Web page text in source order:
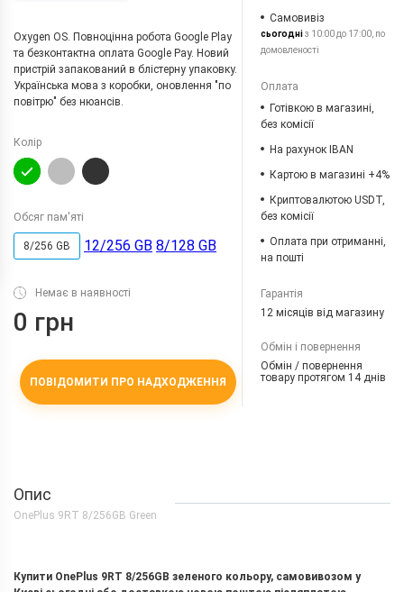
Oxygen OS. Повноцінна робота Google Play
та безконтактна оплата Google Pay. Новий
пристрій запакований в блістерну упаковку.
Українська мова з коробки, оновлення "по
повітрю" без нюансів.
Колір
Обсяг пам'яті
8/256 GB 12/256 GB 8/128 GB
Немає в наявності
0 грн
ПОВІДОМИТИ ПРО НАДХОДЖЕННЯ
Самовивіз
сьогодніз 10:00 до 17:00, по
домовленості
Оплата
Готівкою в магазині,
без комісії
На рахунок IBAN
Картою в магазині +4%
Криптовалютою USDT,
без комісії
Оплата при отриманні,
на пошті
Гарантія
12 місяців від магазину
Обмін і повернення
Обмін / повернення
товару протягом 14 днів
Опис
OnePlus 9RT 8/256GB Green
Купити OnePlus 9RT 8/256GB зеленого кольору, самовивозом у